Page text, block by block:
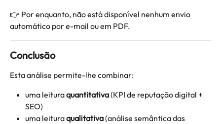
👉 Por enquanto, não está disponível nenhum envio
automático por e-mail ou em PDF.
Conclusão
Esta análise permite-lhe combinar:
uma leitura quantitativa (KPI de reputação digital +
SEO)
uma leitura qualitativa (análise semântica das